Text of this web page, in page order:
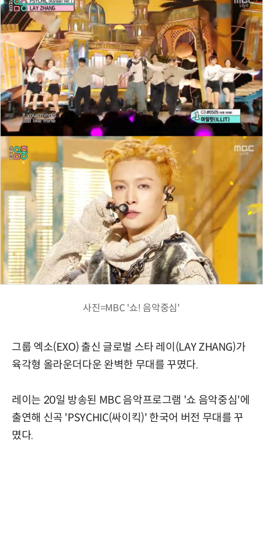
사진=MBC '쇼! 음악중심'
그룹 엑소(EXO) 출신 글로벌 스타 레이(LAY ZHANG)가
육각형 올라운더다운 완벽한 무대를 꾸몄다.
레이는 20일 방송된 MBC 음악프로그램 '쇼 음악중심'에
출연해 신곡 'PSYCHIC(싸이킥)' 한국어 버전 무대를 꾸
몄다.